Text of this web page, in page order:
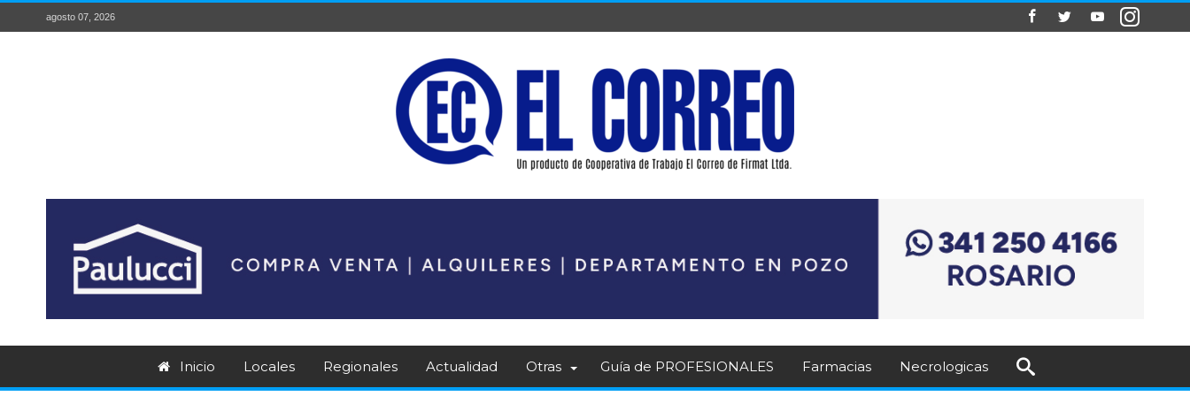
agosto 07, 2026
Inicio Locales Regionales Actualidad Otras Guía de PROFESIONALES Farmacias Necrologicas